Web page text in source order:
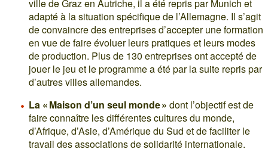
ville de Graz en Autriche, il a été repris par Munich et
adapté à la situation spécifique de l’Allemagne. Il s’agit
de convaincre des entreprises d’accepter une formation
en vue de faire évoluer leurs pratiques et leurs modes
de production. Plus de 130 entreprises ont accepté de
jouer le jeu et le programme a été par la suite repris par
d’autres villes allemandes.
La « Maison d’un seul monde » dont l’objectif est de
faire connaître les différentes cultures du monde,
d’Afrique, d’Asie, d’Amérique du Sud et de faciliter le
travail des associations de solidarité internationale.